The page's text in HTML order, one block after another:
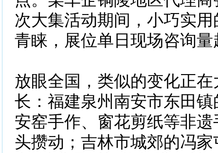
次大集活动期间，小巧实
青睐，展位单日现场咨询量
放眼全国，类似的变化正
长：福建泉州南安市东田
安窑手作、窗花剪纸等非
头攒动；吉林市城郊的冯